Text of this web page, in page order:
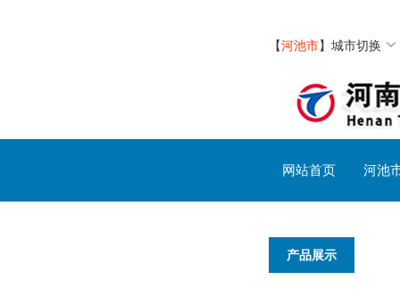
【河池市】 城市切换
网站首页 河池
产品展示